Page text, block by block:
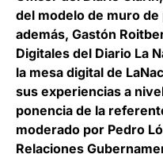
del modelo de muro
además, Gastón
Digitales del Diario La
la mesa digital de
sus experiencias a
ponencia de la
moderado por Pedro
Relaciones